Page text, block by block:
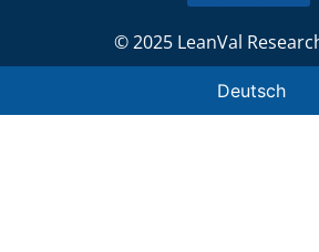
© 2025 LeanVal
Deutsch